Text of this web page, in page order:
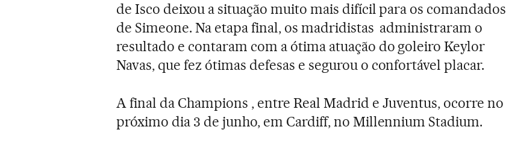
de Isco deixou a situação muito mais difícil para os comandados
de Simeone. Na etapa final, os madridistas administraram o
resultado e contaram com a ótima atuação do goleiro Keylor
Navas, que fez ótimas defesas e segurou o confortável placar.
A final da Champions , entre Real Madrid e Juventus, ocorre no
próximo dia 3 de junho, em Cardiff, no Millennium Stadium.